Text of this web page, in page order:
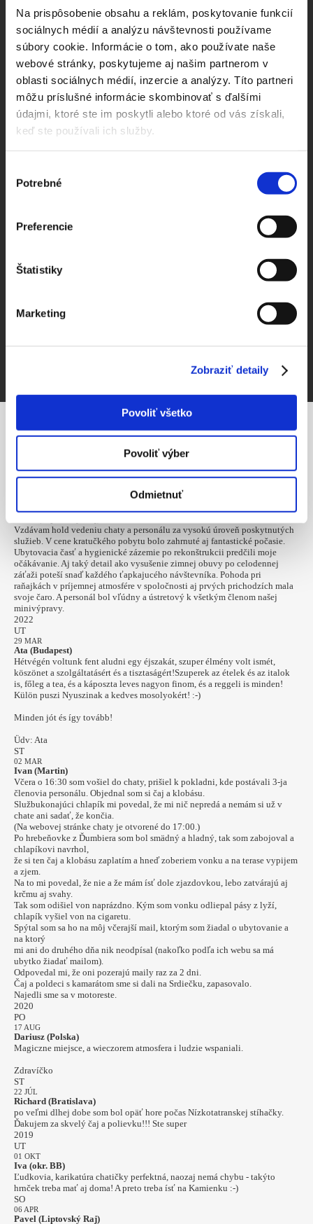
Na prispôsobenie obsahu a reklám, poskytovanie funkcií
sociálnych médií a analýzu návštevnosti používame
súbory cookie. Informácie o tom, ako používate naše
webové stránky, poskytujeme aj našim partnerom v
oblasti sociálnych médií, inzercie a analýzy. Títo partneri
môžu príslušné informácie skombinovať s ďalšími
údajmi, ktoré ste im poskytli alebo ktoré od vás získali,
keď ste používali ich služby.
súhlasu
Potrebné
Preferencie
Štatistiky
Marketing
Zobraziť detaily
Povoliť všetko
Povoliť výber
Odmietnuť
VRCHOLOVÁ KNIHA
Priestor pre tvoje postrehy, zážitky, odkazy...
TVOJE MENO ALEBO PREZÝVKA:
ODKIAĽ SI:
ZÁPIS DO VRCHOLOVEJ KNIHY:
03 MAR
Vzdávam hold vedeniu chaty a personálu za vysokú úroveň poskytnutých
služieb. V cene kratučkého pobytu bolo zahrnuté aj fantastické počasie.
Ubytovacia časť a hygienické zázemie po rekonštrukcii predčili moje
očákávanie. Aj taký detail ako vysušenie zimnej obuvy po celodennej
záťaži poteší snaď každého ťapkajucého návštevníka. Pohoda pri
raňajkách v príjemnej atmosfére v spoločnosti aj prvých prichodzích mala
svoje čaro. A personál bol vľúdny a ústretový k všetkým členom našej
minivýpravy.
2022
UT
29 MAR
Ata (Budapest)
Hétvégén voltunk fent aludni egy éjszakát, szuper élmény volt ismét,
köszönet a szolgáltatásért és a tisztaságért!Szuperek az ételek és az italok
is, főleg a tea, és a káposzta leves nagyon finom, és a reggeli is minden!
Külön puszi Nyuszinak a kedves mosolyokért! :-)
Minden jót és így tovább!
Üdv: Ata
ST
02 MAR
Ivan (Martin)
Včera o 16:30 som vošiel do chaty, prišiel k pokladni, kde postávali 3-ja
členovia personálu. Objednal som si čaj a klobásu.
Službukonajúci chlapík mi povedal, že mi nič nepredá a nemám si už v
chate ani sadať, že končia.
(Na webovej stránke chaty je otvorené do 17:00.)
Po hrebeňovke z Ďumbiera som bol smädný a hladný, tak som zabojoval a
chlapíkovi navrhol,
že si ten čaj a klobásu zaplatím a hneď zoberiem vonku a na terase vypijem
a zjem.
Na to mi povedal, že nie a že mám ísť dole zjazdovkou, lebo zatvárajú aj
krčmu aj svahy.
Tak som odišiel von naprázdno. Kým som vonku odliepal pásy z lyží,
chlapík vyšiel von na cigaretu.
Spýtal som sa ho na môj včerajší mail, ktorým som žiadal o ubytovanie a
na ktorý
mi ani do druhého dňa nik neodpísal (nakoľko podľa ich webu sa má
ubytko žiadať mailom).
Odpovedal mi, že oni pozerajú maily raz za 2 dni.
Čaj a poldeci s kamarátom sme si dali na Srdiečku, zapasovalo.
Najedli sme sa v motoreste.
2020
PO
17 AUG
Dariusz (Polska)
Magiczne miejsce, a wieczorem atmosfera i ludzie wspaniali.
Zdravíčko
ST
22 JÚL
Richard (Bratislava)
po veľmi dlhej dobe som bol opäť hore počas Nízkotatranskej stíhačky.
Ďakujem za skvelý čaj a polievku!!! Ste super
2019
UT
01 OKT
Iva (okr. BB)
Ľudkovia, karikatúra chatičky perfektná, naozaj nemá chybu - takýto
hrnček treba mať aj doma! A preto treba ísť na Kamienku :-)
SO
06 APR
Pavel (Liptovský Raj)